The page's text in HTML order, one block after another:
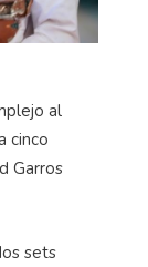
al
cinco
Garros
sets